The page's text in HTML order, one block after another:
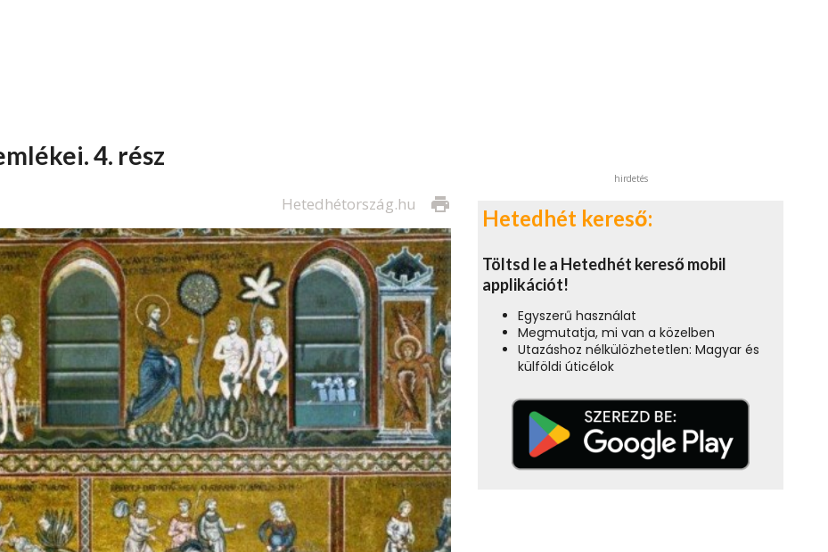
4. rész
print
Hetedhétország.hu
hirdetés
Hetedhét kereső:
Töltsd le a Hetedhét kereső mobil
applikációt!
Egyszerű használat
Megmutatja, mi van a közelben
Utazáshoz nélkülözhetetlen: Magyar és
külföldi úticélok